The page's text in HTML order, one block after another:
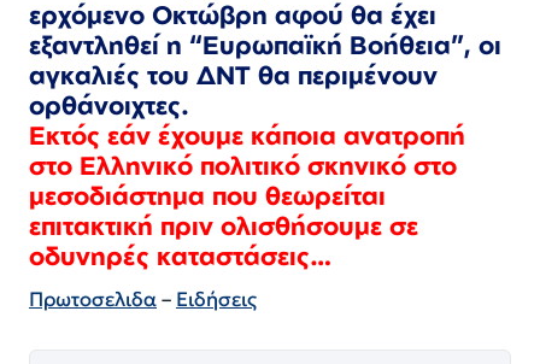
ερχόμενο Οκτώβρη αφού θα έχει
εξαντληθεί η “Ευρωπαϊκή Βοήθεια”, οι
αγκαλιές του ΔΝΤ θα περιμένουν
ορθάνοιχτες.
Εκτός εάν έχουμε κάποια ανατροπή
στο Ελληνικό πολιτικό σκηνικό στο
μεσοδιάστημα που θεωρείται
επιτακτική πριν ολισθήσουμε σε
οδυνηρές καταστάσεις…
Πρωτοσελιδα– Ειδήσεις